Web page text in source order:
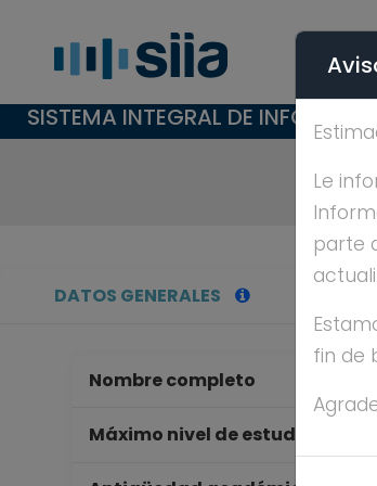
SISTEMA INTEGRAL DE
DATOS GENERALES
Nombre completo
Máximo nivel de estudios
Le
parte
fin de